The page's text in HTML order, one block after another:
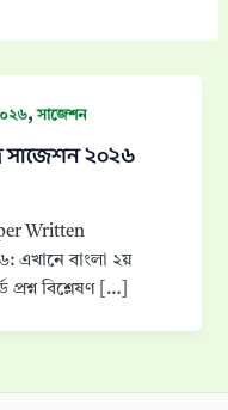
,সাজেশন
সাজেশন ২০২৬
Written
এখানে বাংলা ২য়
বিশ্লেষণ […]